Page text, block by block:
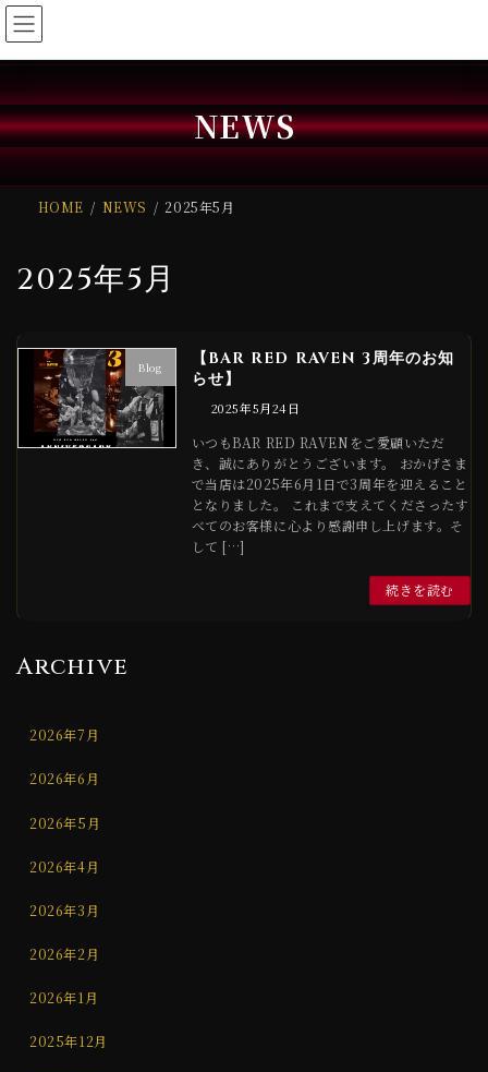
コ
ン
ン
ツ
ナ
ビ
ー
シ
NEWS
HOME NEWS 2025年5月
2025年5月
Blog
【BAR RED RAVEN 3周年のお知
らせ】
2025年5月24日
いつもBAR RED RAVENをご愛顧いただ
き、誠にありがとうございます。 おかげさま
で当店は2025年6月1日で3周年を迎えること
となりました。 これまで支えてくださったす
べてのお客様に心より感謝申し上げます。そ
して […]
続きを読む
Archive
2026年7月
2026年6月
2026年5月
2026年4月
2026年3月
2026年2月
2026年1月
2025年12月